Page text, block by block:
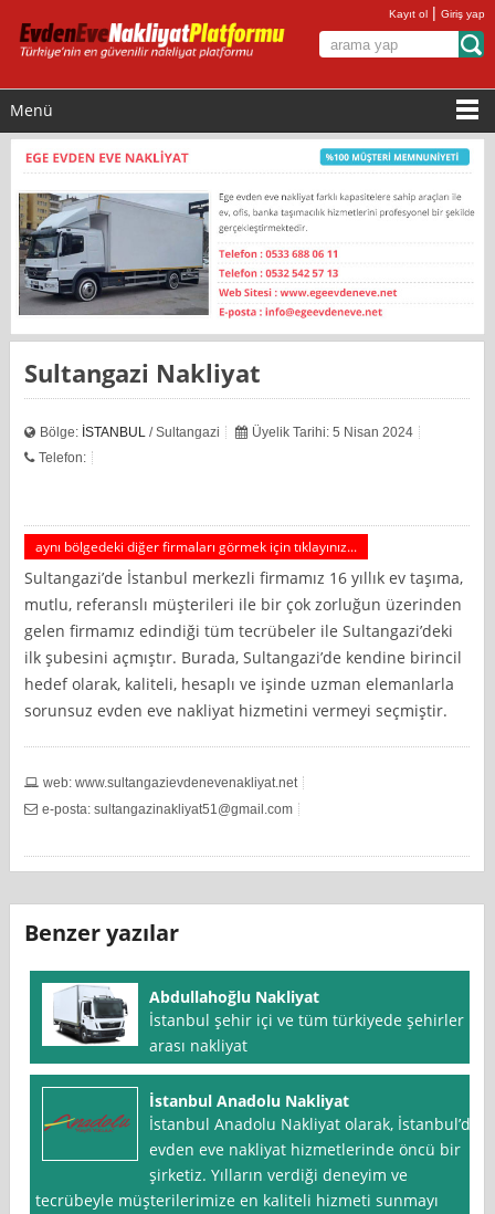
Kayıt ol |Giriş yap
Menü
Sultangazi Nakliyat
Bölge: İSTANBUL / Sultangazi
Üyelik Tarihi: 5 Nisan 2024
Telefon:
aynı bölgedeki diğer firmaları görmek için tıklayınız...
Sultangazi’de İstanbul merkezli firmamız 16 yıllık ev taşıma,
mutlu, referanslı müşterileri ile bir çok zorluğun üzerinden
gelen firmamız edindiği tüm tecrübeler ile Sultangazi’deki
ilk şubesini açmıştır. Burada, Sultangazi’de kendine birincil
hedef olarak, kaliteli, hesaplı ve işinde uzman elemanlarla
sorunsuz evden eve nakliyat hizmetini vermeyi seçmiştir.
web: www.sultangazievdenevenakliyat.net
e-posta:sultangazinakliyat51@gmail.com
Benzer yazılar
Abdullahoğlu Nakliyat
İstanbul şehir içi ve tüm türkiyede şehirler
arası nakliyat
İstanbul Anadolu Nakliyat
İstanbul Anadolu Nakliyat olarak, İstanbul’da
evden eve nakliyat hizmetlerinde öncü bir
şirketiz. Yılların verdiği deneyim ve
tecrübeyle müşterilerimize en kaliteli hizmeti sunmayı